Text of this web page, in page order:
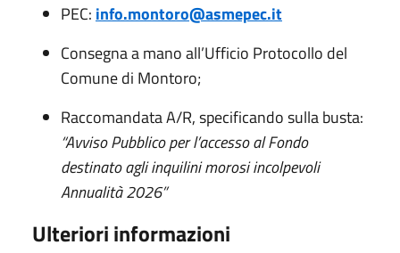
PEC: info.montoro@asmepec.it
Consegna a mano all’Ufficio Protocollo del
Comune di Montoro;
Raccomandata A/R, specificando sulla busta:
“Avviso Pubblico per l’accesso al Fondo
destinato agli inquilini morosi incolpevoli
Annualità 2026”
Ulteriori informazioni